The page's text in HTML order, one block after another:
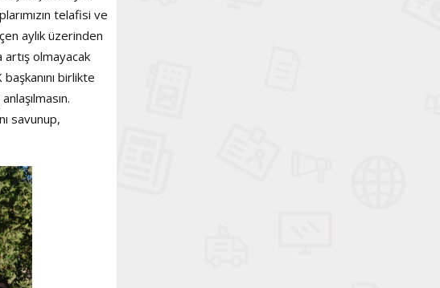
telafisi ve
aylık üzerinden
olmayacak
birlikte
savunup,